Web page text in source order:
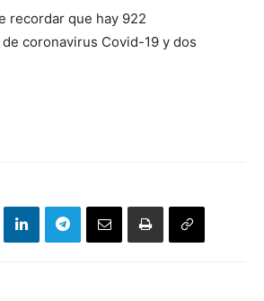
recordar que hay 922
coronavirus Covid-19 y dos